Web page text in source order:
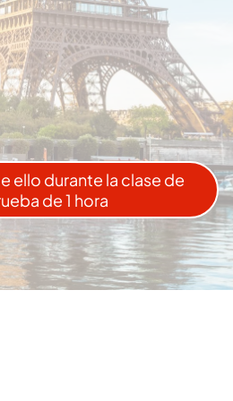
ello durante la clase de
de 1 hora